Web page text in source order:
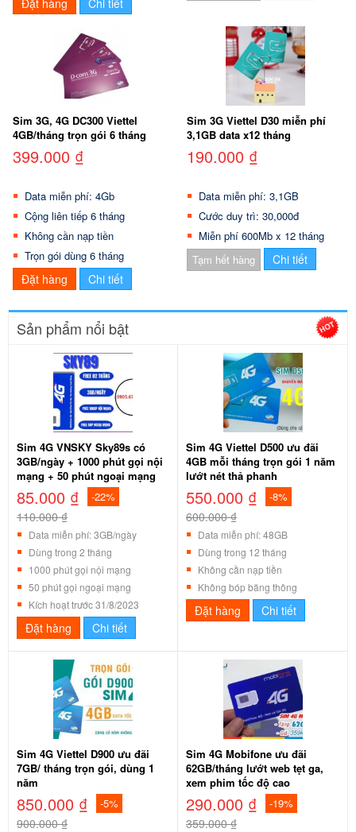
Sim 3G, 4G DC300 Viettel
4GB/tháng trọn gói 6 tháng
399.000 ₫
Data miễn phí: 4Gb
Cộng liên tiếp 6 tháng
Không cần nạp tiền
Trọn gói dùng 6 tháng
Đặt hàng Chi tiết
Sim 3G Viettel D30 miễn phí
3,1GB data x12 tháng
190.000 ₫
Data miễn phí: 3,1GB
Cước duy trì: 30,000đ
Miễn phí 600Mb x 12 tháng
Tạm hết hàng
Chi tiết
Sản phẩm nổi bật
Sim 4G VNSKY Sky89s có
3GB/ngày + 1000 phút gọi nội
mạng + 50 phút ngoại mạng
85.000 ₫ -22%
110.000 ₫
Data miễn phí: 3GB/ngày
Dùng trong 2 tháng
1000 phút gọi nội mạng
50 phút gọi ngoại mạng
Kích hoạt trước 31/8/2023
Đặt hàng Chi tiết
Sim 4G Viettel D500 ưu đãi
4GB mỗi tháng trọn gói 1 năm
lướt nét thả phanh
550.000 ₫ -8%
600.000 ₫
Data miễn phí: 48GB
Dùng trong 12 tháng
Không cần nạp tiền
Không bóp băng thông
Đặt hàng Chi tiết
Sim 4G Viettel D900 ưu đãi
7GB/ tháng trọn gói, dùng 1
năm
850.000 ₫ -5%
900.000 ₫
Sim 4G Mobifone ưu đãi
62GB/tháng lướt web tẹt ga,
xem phim tốc độ cao
290.000 ₫ -19%
359.000 ₫